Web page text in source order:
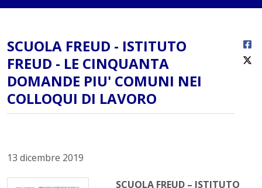
SCUOLA FREUD - ISTITUTO
FREUD - LE CINQUANTA
DOMANDE PIU' COMUNI NEI
COLLOQUI DI LAVORO
13 dicembre 2019
SCUOLA FREUD – ISTITUTO